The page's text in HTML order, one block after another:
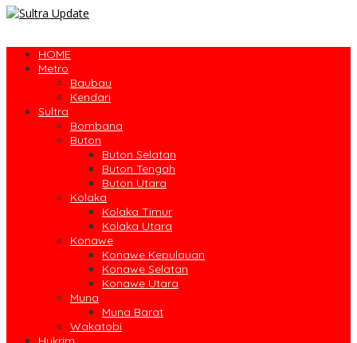
HOME
Metro
Baubau
Kendari
Sultra
Bombana
Buton
Buton Selatan
Buton Tengah
Buton Utara
Kolaka
Kolaka Timur
Kolaka Utara
Konawe
Konawe Kepulauan
Konawe Selatan
Konawe Utara
Muna
Muna Barat
Wakatobi